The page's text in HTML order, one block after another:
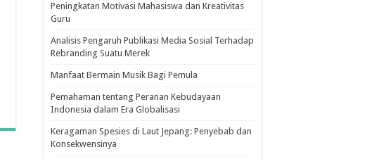
Peningkatan Motivasi Mahasiswa dan Kreativitas
Guru
Analisis Pengaruh Publikasi Media Sosial Terhadap
Rebranding Suatu Merek
Manfaat Bermain Musik Bagi Pemula
Pemahaman tentang Peranan Kebudayaan
Indonesia dalam Era Globalisasi
Keragaman Spesies di Laut Jepang: Penyebab dan
Konsekwensinya